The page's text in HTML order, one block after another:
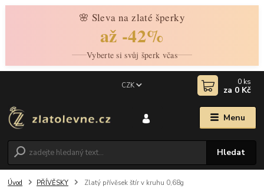
🌸 Sleva na zlaté šperky
až -42%
Vyberte si svůj šperk včas
Menu
CZK
Hledat
0 ks
za 0 Kč
Úvod PŘÍVĚSKY Zlatý přívěsek štír v kruhu 0,68g